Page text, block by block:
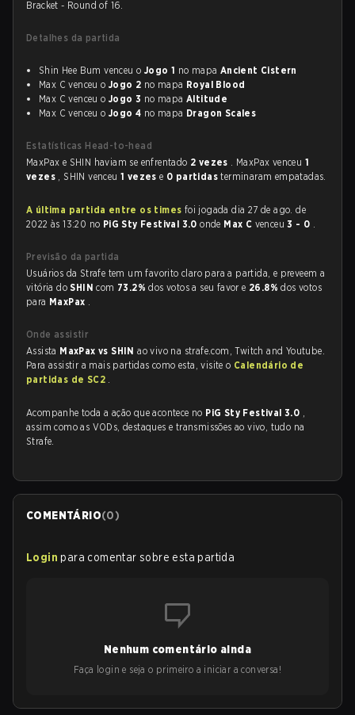
Bracket - Round of 16.
Detalhes da partida
Shin Hee Bum venceu o Jogo 1 no mapa Ancient Cistern
Max C venceu o Jogo 2 no mapa Royal Blood
Max C venceu o Jogo 3 no mapaAltitude
Max C venceu o Jogo 4 no mapa Dragon Scales
Estatísticas Head-to-head
MaxPax e SHIN haviam se enfrentado 2 vezes . MaxPax venceu 1
vezes , SHIN venceu1 vezese 0 partidasterminaram empatadas.
A última partida entre os times foi jogada dia 27 de ago. de
2022 às 13:20 no PiG Sty Festival 3.0onde Max C venceu3 - 0 .
Previsão da partida
Usuários da Strafe tem um favorito claro para a partida, e preveem a
vitória doSHINcom 73.2%dos votos a seu favor e 26.8%dos votos
para MaxPax .
Onde assistir
Assista MaxPax vs SHINao vivo na strafe.com, Twitch and Youtube.
Para assistir a mais partidas como esta, visite o Calendário de
partidas de SC2 .
Acompanhe toda a ação que acontece no PiG Sty Festival 3.0 ,
assim como as VODs, destaques e transmissões ao vivo, tudo na
Strafe.
COMENTÁRIO(0)
Login para comentar sobre esta partida
Nenhum comentário ainda
Faça login e seja o primeiro a iniciar a conversa!